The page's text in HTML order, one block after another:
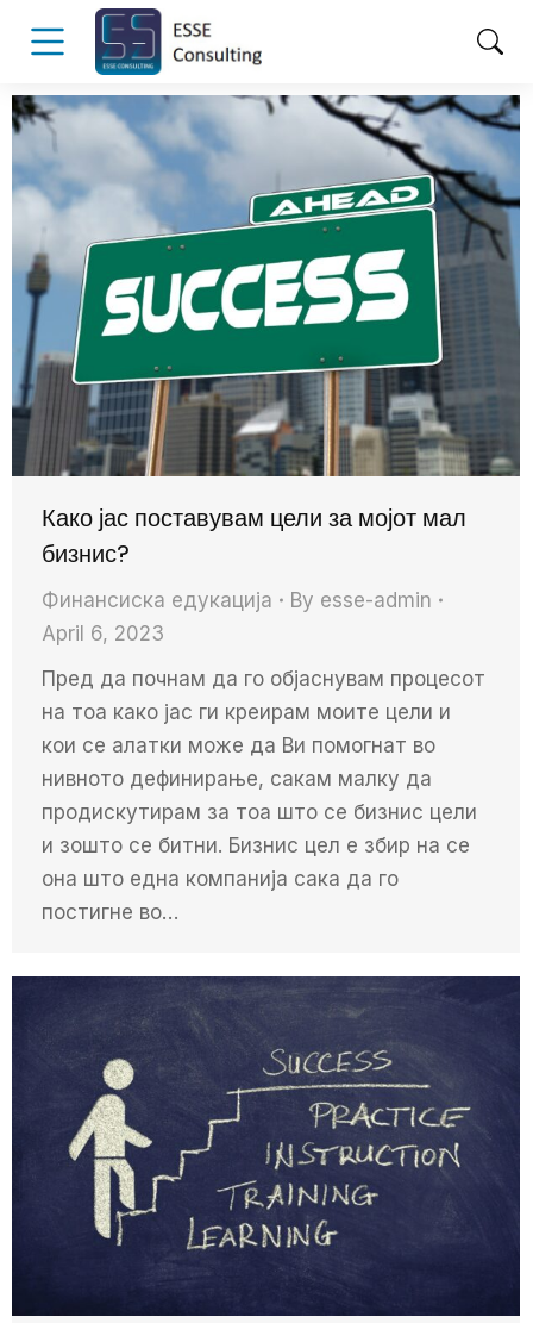
Како јас поставувам цели за мојот мал
бизнис?
Финансиска едукација By esse-admin
April 6, 2023
Пред да почнам да го објаснувам процесот
на тоа како јас ги креирам моите цели и
кои се алатки може да Ви помогнат во
нивното дефинирање, сакам малку да
продискутирам за тоа што се бизнис цели
и зошто се битни. Бизнис цел е збир на се
она што една компанија сака да го
постигне во…